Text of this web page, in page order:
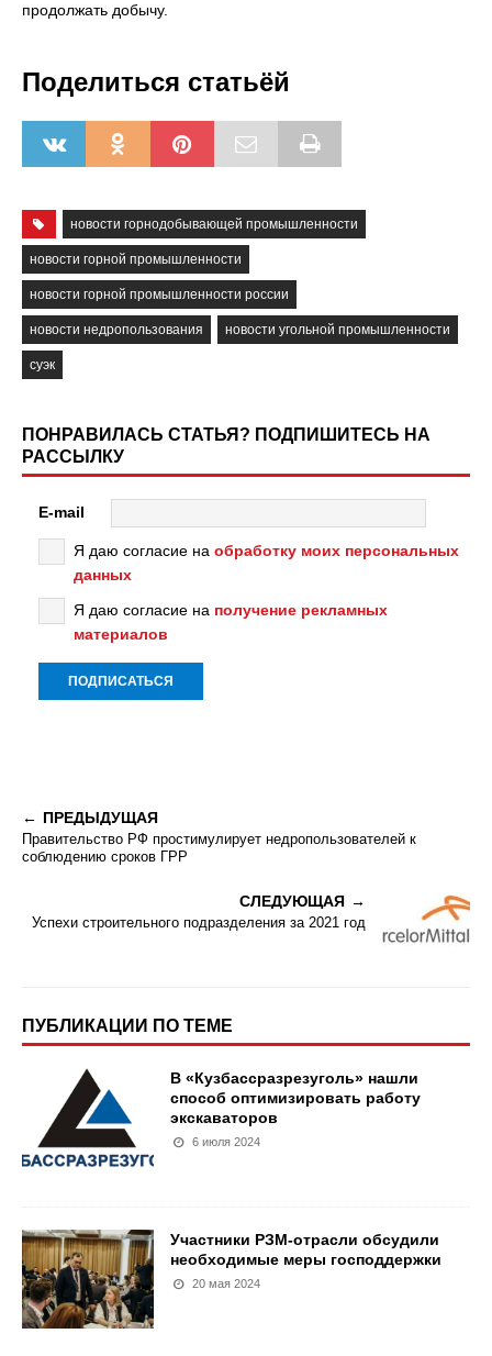
продолжать добычу.
Поделиться статьёй
новости горнодобывающей промышленности
новости горной промышленности
новости горной промышленности россии
новости недропользования новости угольной промышленности
суэк
ПОНРАВИЛАСЬ СТАТЬЯ? ПОДПИШИТЕСЬ НА
РАССЫЛКУ
E-mail
Я даю согласие на обработку моих персональных
данных
Я даю согласие на получение рекламных
материалов
ПРЕДЫДУЩАЯ
Правительство РФ простимулирует недропользователей к
соблюдению сроков ГРР
СЛЕДУЮЩАЯ
Успехи строительного подразделения за 2021 год
ПУБЛИКАЦИИ ПО ТЕМЕ
В «Кузбассразрезуголь» нашли
способ оптимизировать работу
экскаваторов
6 июля 2024
Участники РЗМ-отрасли обсудили
необходимые меры господдержки
20 мая 2024